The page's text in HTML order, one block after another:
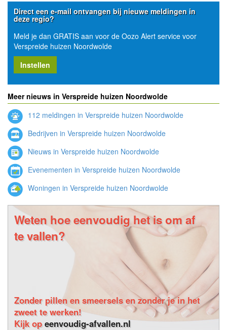
Direct een e-mail ontvangen bij nieuwe meldingen in
deze regio?
Meld je dan GRATIS aan voor de Oozo Alert service voor
Verspreide huizen Noordwolde
Instellen
Meer nieuws in Verspreide huizen Noordwolde
112 meldingen in Verspreide huizen Noordwolde
Bedrijven in Verspreide huizen Noordwolde
Nieuws in Verspreide huizen Noordwolde
Evenementen in Verspreide huizen Noordwolde
Woningen in Verspreide huizen Noordwolde
Weten hoe eenvoudig het is om af
te vallen?
Zonder pillen en smeersels en zonder je in het
zweet te werken!
Kijk opeenvoudig-afvallen.nl